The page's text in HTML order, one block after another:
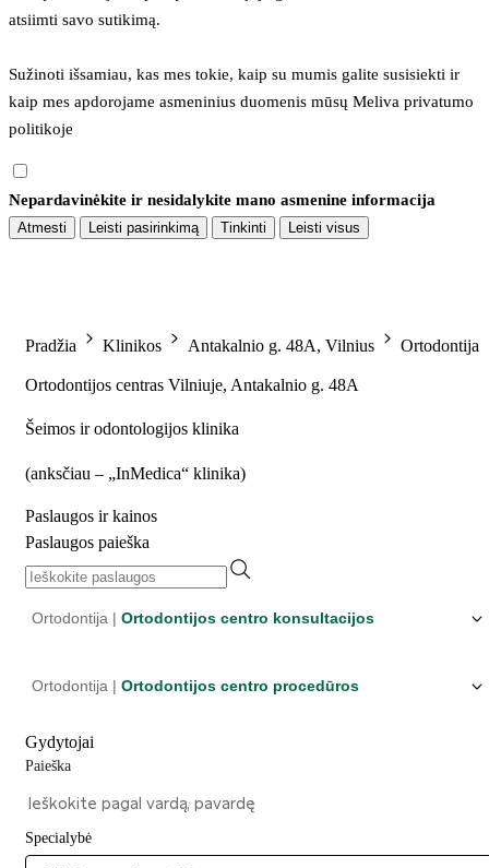
atsiimti savo sutikimą.
Sužinoti išsamiau, kas mes tokie, kaip su mumis galite susisiekti ir
kaip mes apdorojame asmeninius duomenis mūsų Meliva privatumo
politikoje
Nepardavinėkite ir nesidalykite mano asmenine informacija
Atmesti Leisti pasirinkimą Tinkinti Leisti visus
Pradžia Klinikos Antakalnio g. 48A, Vilnius Ortodontija
Ortodontijos centras Vilniuje, Antakalnio g. 48A
Šeimos ir odontologijos klinika
(anksčiau – „InMedica“ klinika)
Paslaugos ir kainos
Paslaugos paieška
Ortodontija | Ortodontijos centro konsultacijos
Ortodontija | Ortodontijos centro procedūros
Gydytojai
Paieška
Specialybė